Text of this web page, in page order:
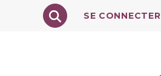
Texte à rechercher
SE CONNECTER